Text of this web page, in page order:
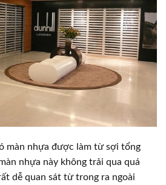
màn nhựa được làm từ sợi tổng
nhựa này không trải qua quá
dễ quan sát từ trong ra ngoài